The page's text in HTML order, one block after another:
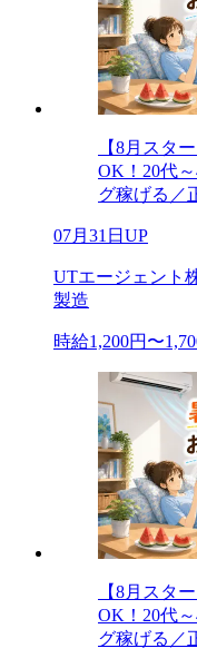
【8月スタ
OK！20代
グ稼げる／
07月31日UP
UTエージェント
製造
時給1,200円〜
【8月スタ
OK！20代
グ稼げる／